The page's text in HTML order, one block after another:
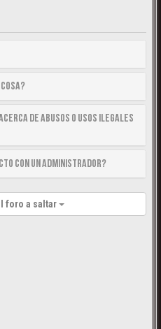
de abusos o usos ilegales
con un Administrador?
foro a saltar